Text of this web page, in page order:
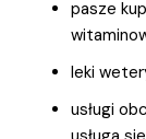
pasze
leki
usługi